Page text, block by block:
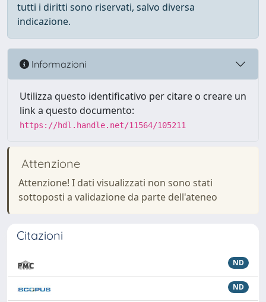
tutti i diritti sono riservati, salvo diversa
indicazione.
Informazioni
Utilizza questo identificativo per citare o creare un
link a questo documento:
https://hdl.handle.net/11564/105211
Attenzione
Attenzione! I dati visualizzati non sono stati
sottoposti a validazione da parte dell'ateneo
Citazioni
ND
ND